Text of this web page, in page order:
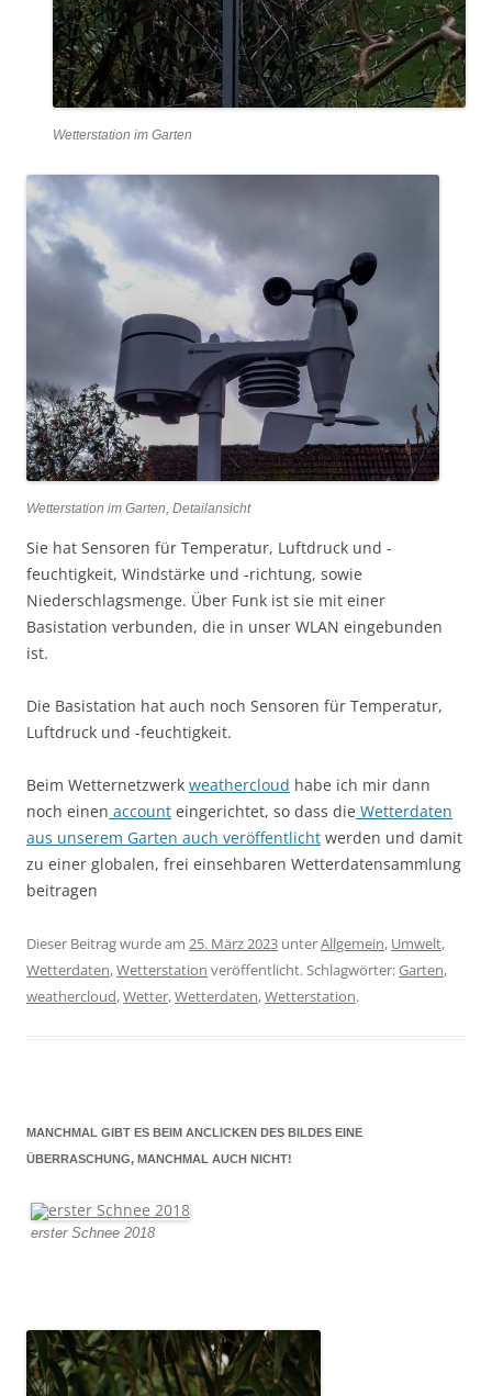
Wetterstation im Garten
Wetterstation im Garten, Detailansicht
Sie hat Sensoren für Temperatur, Luftdruck und -
feuchtigkeit, Windstärke und -richtung, sowie
Niederschlagsmenge. Über Funk ist sie mit einer
Basistation verbunden, die in unser WLAN eingebunden
ist.
Die Basistation hat auch noch Sensoren für Temperatur,
Luftdruck und -feuchtigkeit.
Beim Wetternetzwerk weathercloud habe ich mir dann
noch einen account eingerichtet, so dass die Wetterdaten
aus unserem Garten auch veröffentlicht werden und damit
zu einer globalen, frei einsehbaren Wetterdatensammlung
beitragen
Dieser Beitrag wurde am 25. März 2023 unterAllgemein, Umwelt,
Wetterdaten,Wetterstation veröffentlicht. Schlagwörter:Garten,
weathercloud,Wetter,Wetterdaten,Wetterstation.
MANCHMAL GIBT ES BEIM ANCLICKEN DES BILDES EINE
ÜBERRASCHUNG, MANCHMAL AUCH NICHT!
erster Schnee 2018